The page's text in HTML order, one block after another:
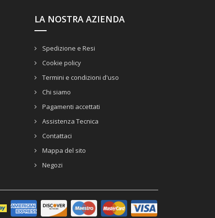
LA NOSTRA AZIENDA
Spedizione e Resi
Cookie policy
Termini e condizioni d'uso
Chi siamo
Pagamenti accettati
Assistenza Tecnica
Contattaci
Mappa del sito
Negozi